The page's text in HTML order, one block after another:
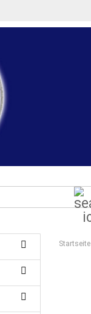
Startseite